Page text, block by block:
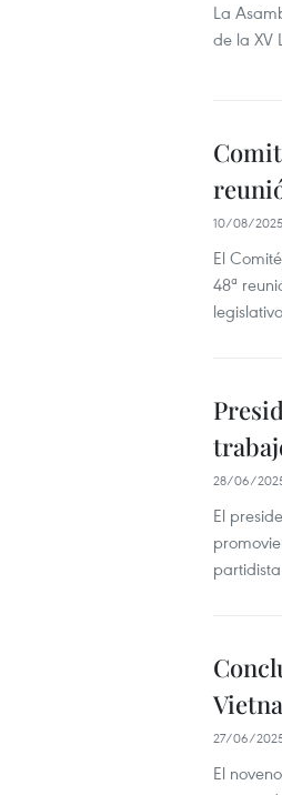
La
de la XV
10/08/2025
El
48ª
28/06/
El
27/06/
El